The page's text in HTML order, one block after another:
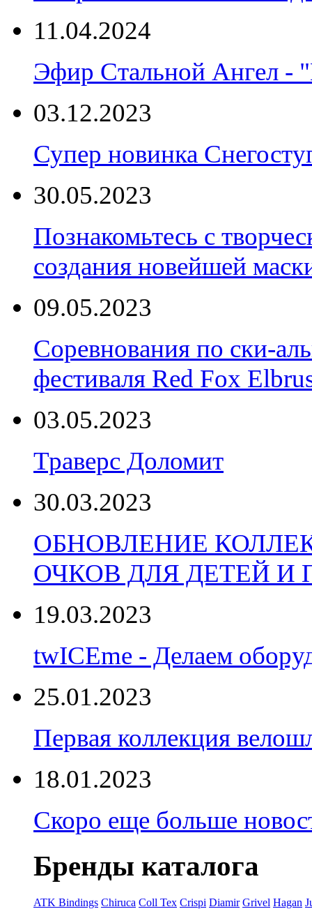
11.04.2024
Эфир Стальной Ангел -
03.12.2023
Супер новинка
30.05.2023
Познакомьтесь с
создания новейшей
09.05.2023
Соревнования по ски-
фестиваля Red Fox
03.05.2023
Траверс Доломит
30.03.2023
ОБНОВЛЕНИЕ
ОЧКОВ ДЛЯ ДЕТЕЙ И
19.03.2023
twICEme - Делаем
25.01.2023
Первая коллекция
18.01.2023
Скоро еще больше
Бренды каталога
ATK Bindings Chiruca Coll Tex Crispi Diamir Grivel Hagan